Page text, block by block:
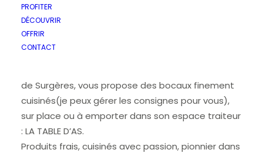
PROFITER
DÉCOUVRIR
OFFRIR
CONTACT
Des bocaux oui, mais pas
n’importe lesquels !
de Surgères, vous propose des bocaux finement
cuisinés(je peux gérer les consignes pour vous),
sur place ou à emporter dans son espace traiteur
: LA TABLE D’AS.
Produits frais, cuisinés avec passion, pionnier dans